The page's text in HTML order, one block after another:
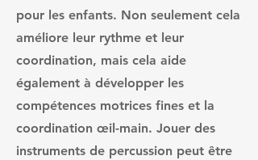
pour les enfants. Non seulement cela
améliore leur rythme et leur
coordination, mais cela aide
également à développer les
compétences motrices fines et la
coordination œil-main. Jouer des
instruments de percussion peut être